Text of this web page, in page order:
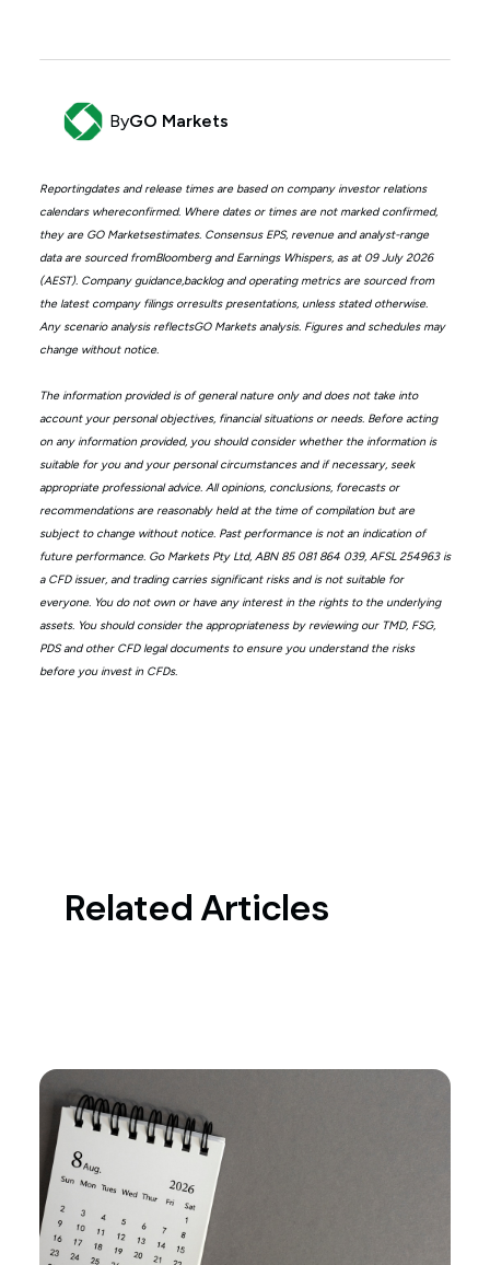
ByGO Markets
Reportingdates and release times are based on company investor relations
calendars whereconfirmed. Where dates or times are not marked confirmed,
they are GO Marketsestimates. Consensus EPS, revenue and analyst-range
data are sourced fromBloomberg and Earnings Whispers, as at 09 July 2026
(AEST). Company guidance,backlog and operating metrics are sourced from
the latest company filings orresults presentations, unless stated otherwise.
Any scenario analysis reflectsGO Markets analysis. Figures and schedules may
change without notice.
The information provided is of general nature only and does not take into
account your personal objectives, financial situations or needs. Before acting
on any information provided, you should consider whether the information is
suitable for you and your personal circumstances and if necessary, seek
appropriate professional advice. All opinions, conclusions, forecasts or
recommendations are reasonably held at the time of compilation but are
subject to change without notice. Past performance is not an indication of
future performance. Go Markets Pty Ltd, ABN 85 081 864 039, AFSL 254963 is
a CFD issuer, and trading carries significant risks and is not suitable for
everyone. You do not own or have any interest in the rights to the underlying
assets. You should consider the appropriateness by reviewing our TMD, FSG,
PDS and other CFD legal documents to ensure you understand the risks
before you invest in CFDs.
Related Articles